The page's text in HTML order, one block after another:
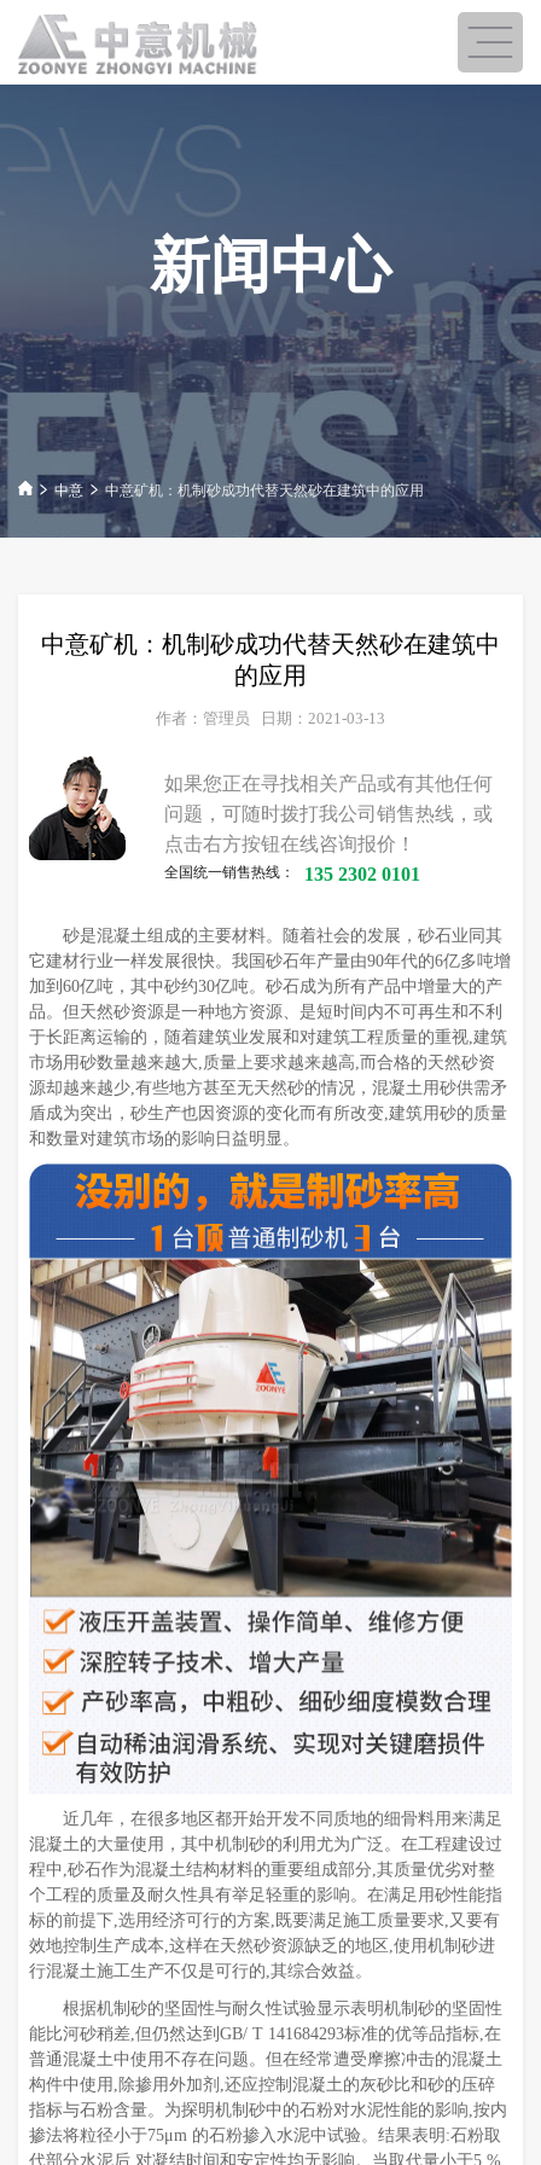
新闻中心
中意 中意矿机：机制砂成功代替天然砂在建筑中的应用
中意矿机：机制砂成功代替天然砂在建筑中
的应用
作者：管理员 日期：2021-03-13
如果您正在寻找相关产品或有其他任何
问题，可随时拨打我公司销售热线，或
点击右方按钮在线咨询报价！
全国统一销售热线： 135 2302 0101
砂是混凝土组成的主要材料。随着社会的发展，砂石业同其
它建材行业一样发展很快。我国砂石年产量由90年代的6亿多吨增
加到60亿吨，其中砂约30亿吨。砂石成为所有产品中增量大的产
品。但天然砂资源是一种地方资源、是短时间内不可再生和不利
于长距离运输的，随着建筑业发展和对建筑工程质量的重视,建筑
市场用砂数量越来越大,质量上要求越来越高,而合格的天然砂资
源却越来越少,有些地方甚至无天然砂的情况，混凝土用砂供需矛
盾成为突出，砂生产也因资源的变化而有所改变,建筑用砂的质量
和数量对建筑市场的影响日益明显。
近几年，在很多地区都开始开发不同质地的细骨料用来满足
混凝土的大量使用，其中机制砂的利用尤为广泛。在工程建设过
程中,砂石作为混凝土结构材料的重要组成部分,其质量优劣对整
个工程的质量及耐久性具有举足轻重的影响。在满足用砂性能指
标的前提下,选用经济可行的方案,既要满足施工质量要求,又要有
效地控制生产成本,这样在天然砂资源缺乏的地区,使用机制砂进
行混凝土施工生产不仅是可行的,其综合效益。
根据机制砂的坚固性与耐久性试验显示表明机制砂的坚固性
能比河砂稍差,但仍然达到GB/ T 141684293标准的优等品指标,在
普通混凝土中使用不存在问题。但在经常遭受摩擦冲击的混凝土
构件中使用,除掺用外加剂,还应控制混凝土的灰砂比和砂的压碎
指标与石粉含量。为探明机制砂中的石粉对水泥性能的影响,按内
掺法将粒径小于75μm 的石粉掺入水泥中试验。结果表明:石粉取
代部分水泥后,对凝结时间和安定性均无影响。当取代量小于5 %